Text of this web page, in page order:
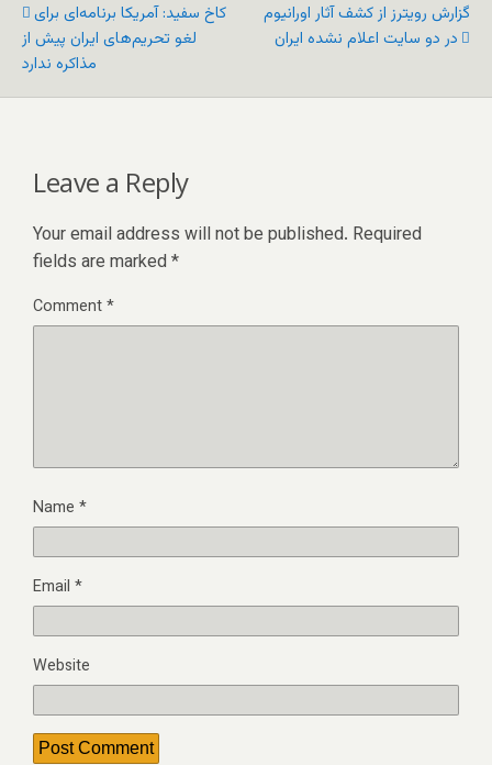
کاخ سفید: آمریکا برنامه‌ای برای
لغو تحریم‌های ایران پیش از
مذاکره ندارد
گزارش رویترز از کشف آثار اورانیوم
در دو سایت اعلام نشده ایران
Leave a Reply
Your email address will not be published. Required
fields are marked *
Comment*
Name *
Email *
Website